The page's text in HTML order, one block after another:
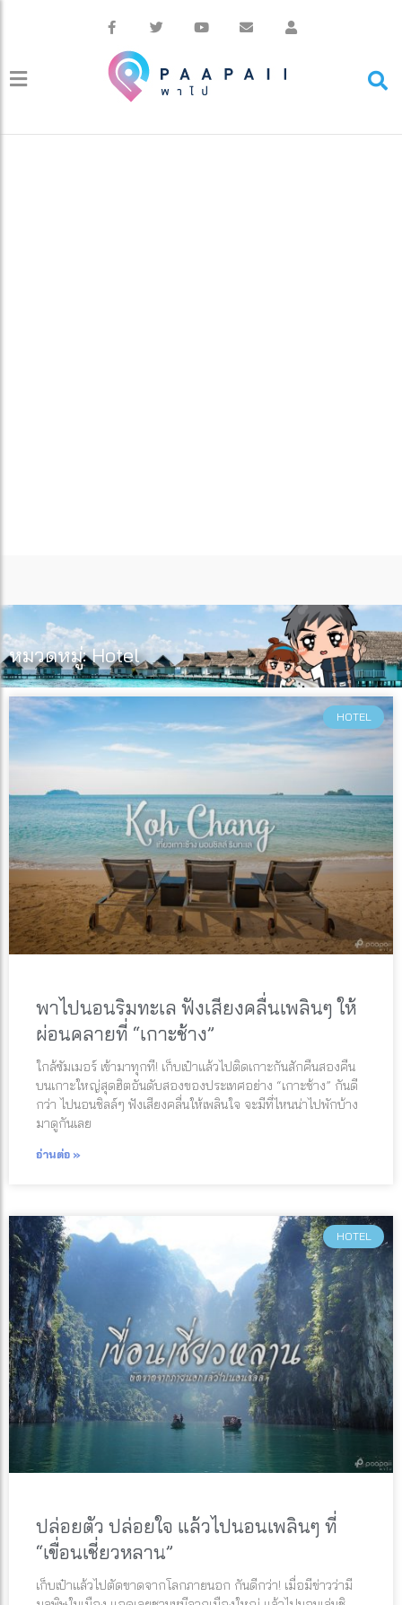
หมวดหมู่: Hotel
HOTEL
พาไปนอนริมทะเล ฟังเสียงคลื่นเพลินๆ ให้
ผ่อนคลายที่ “เกาะช้าง”
ใกล้ซัมเมอร์ เข้ามาทุกที! เก็บเป๋าแล้วไปติดเกาะกันสักคืนสองคืน
บนเกาะใหญ่สุดฮิตอันดับสองของประเทศอย่าง “เกาะช้าง” กันดี
กว่า ไปนอนชิลล์ๆ ฟังเสียงคลื่นให้เพลินใจ จะมีที่ไหนน่าไปพักบ้าง
มาดูกันเลย
อ่านต่อ »
HOTEL
ปล่อยตัว ปล่อยใจ แล้วไปนอนเพลินๆ ที่
“เขื่อนเชี่ยวหลาน”
เก็บเป๋าแล้วไปตัดขาดจากโลกภายนอก กันดีกว่า! เมื่อมีข่าวว่ามี